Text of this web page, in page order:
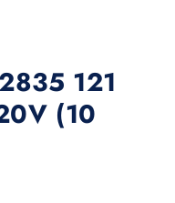
121
(10